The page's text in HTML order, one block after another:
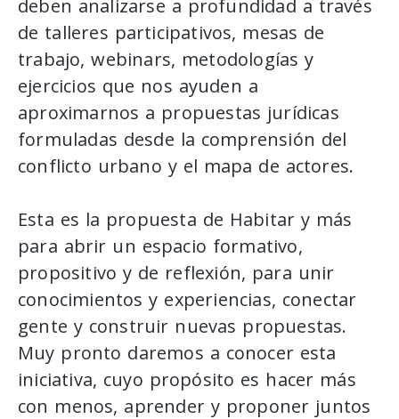
deben analizarse a profundidad a través
de talleres participativos, mesas de
trabajo, webinars, metodologías y
ejercicios que nos ayuden a
aproximarnos a propuestas jurídicas
formuladas desde la comprensión del
conflicto urbano y el mapa de actores.
Esta es la propuesta de Habitar y más
para abrir un espacio formativo,
propositivo y de reflexión, para unir
conocimientos y experiencias, conectar
gente y construir nuevas propuestas.
Muy pronto daremos a conocer esta
iniciativa, cuyo propósito es hacer más
con menos, aprender y proponer juntos